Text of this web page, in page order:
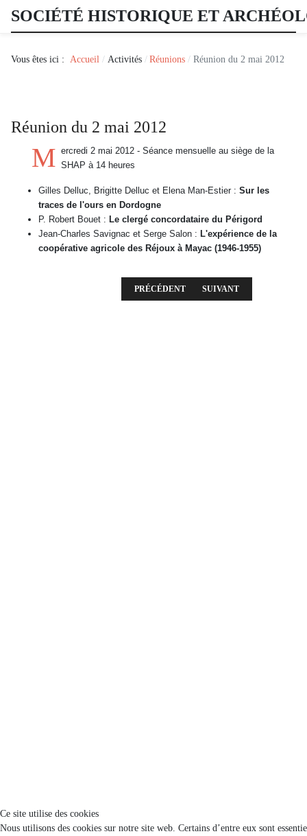
SOCIÉTÉ HISTORIQUE ET
Vous êtes ici : Accueil Activités Réunions Réunion du 2 mai 2012
Réunion du 2 mai 2012
M ercredi 2 mai 2012 - Séance mensuelle au siège de la
SHAP à 14 heures
Gilles Delluc, Brigitte Delluc et Elena Man-Estier : Sur les
traces de l'ours en Dordogne
P. Robert Bouet : Le clergé concordataire du Périgord
Jean-Charles Savignac et Serge Salon : L'expérience de la
coopérative agricole des Réjoux à Mayac (1946-1955)
ARTICLE PRÉCÉDENT : RÉUNION DU 6
PRÉCÉDENT ARTICLE SUIVANT :
SUIVANT
Ce site utilise des cookies
Nous utilisons des cookies sur notre site web. Certains d’entre eux sont